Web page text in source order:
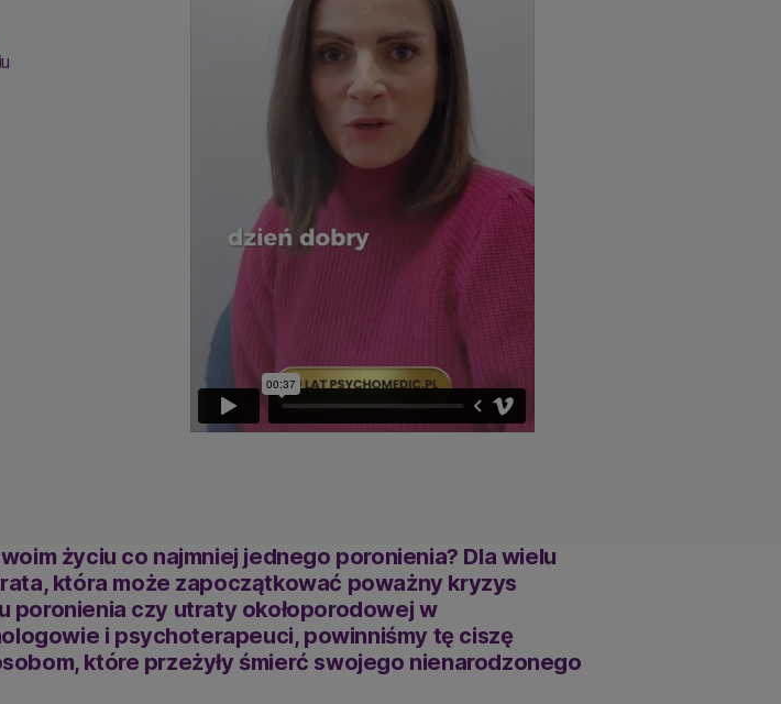
życiu co najmniej jednego poronienia? Dla wielu
która może zapoczątkować poważny kryzys
poronienia czy utraty okołoporodowej w
i psychoterapeuci, powinniśmy tę ciszę
które przeżyły śmierć swojego nienarodzonego